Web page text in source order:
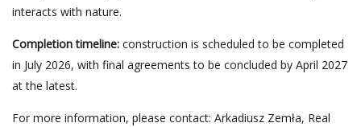
interacts with nature.
Completion timeline: construction is scheduled to be completed
in July 2026, with final agreements to be concluded by April 2027
at the latest.
For more information, please contact: Arkadiusz Zemła, Real